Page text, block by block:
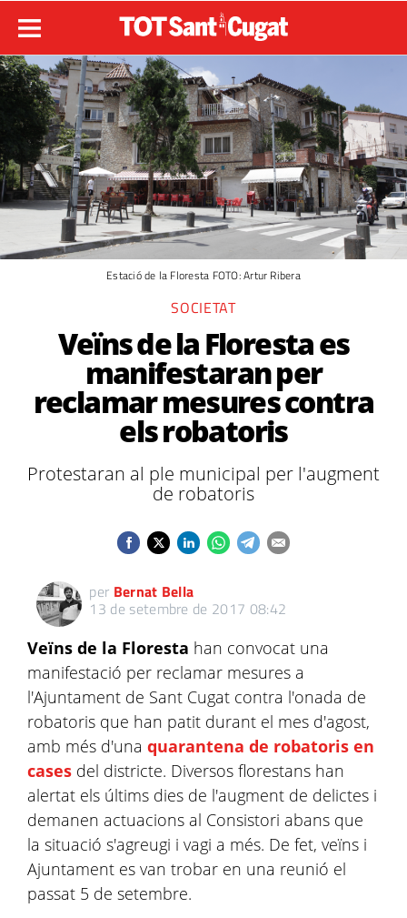
Estació de la Floresta FOTO: Artur Ribera
SOCIETAT
Veïns de la Floresta es
manifestaran per
reclamar mesures contra
els robatoris
Protestaran al ple municipal per l'augment
de robatoris
per Bernat Bella
13 de setembre de 2017 08:42
Veïns de la Floresta han convocat una
manifestació per reclamar mesures a
l'Ajuntament de Sant Cugat contra l'onada de
robatoris que han patit durant el mes d'agost,
amb més d'una quarantena de robatoris en
cases del districte. Diversos florestans han
alertat els últims dies de l'augment de delictes i
demanen actuacions al Consistori abans que
la situació s'agreugi i vagi a més. De fet, veïns i
Ajuntament es van trobar en una reunió el
passat 5 de setembre.